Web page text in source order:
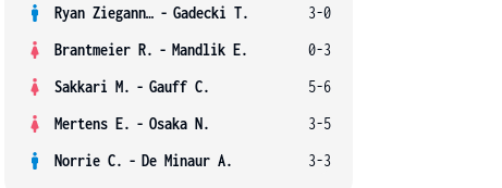
Ryan Ziegann S. - Gadecki T.
3-0
Brantmeier R. - Mandlik E.
0-3
Sakkari M. - Gauff C.
5-6
Mertens E. - Osaka N.
3-5
Norrie C. - De Minaur A. 3-3